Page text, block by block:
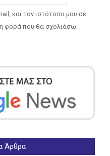
και τον ιστότοπο μου σε
φορά που θα σχολιάσω.
Άρθρα